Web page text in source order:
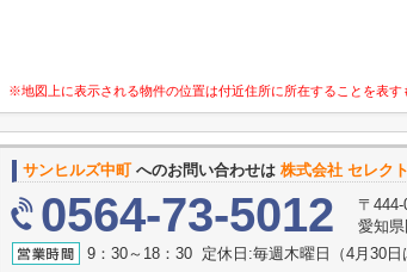
※地図上に表示される物件の位置は付近住所に所在することを表
サンヒルズ中町へのお問い合わせは 株式会社 セレク
0564-73-5012
〒444-
愛知
9：30～18：30 定休日:毎週木曜日（4月30日